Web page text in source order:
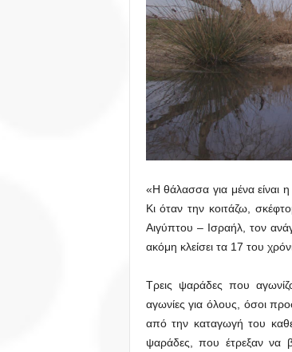
«Η θάλασσα για μένα είναι
Κι όταν την κοιτάζω,
Αιγύπτου – Ισραήλ, τον
ακόμη κλείσει τα 17 του
Τρεις ψαράδες που
αγωνίες για όλους, όσοι
από την καταγωγή του
ψαράδες, που έτρεξαν να